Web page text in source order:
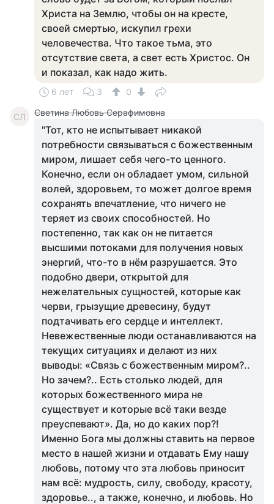
Христа на Землю, чтобы он на кресте,
своей смертью, искупил грехи
человечества. Что такое тьма, это
отсутствие света, а свет есть Христос. Он
и показал, как надо жить.
6 лет 3 0
СЛ Светина Любовь Серафимовна
"Тот, кто не испытывает никакой
потребности связываться с божественным
миром, лишает себя чего-то ценного.
Конечно, если он обладает умом, сильной
волей, здоровьем, то может долгое время
сохранять впечатление, что ничего не
теряет из своих способностей. Но
постепенно, так как он не питается
высшими потоками для получения новых
энергий, что-то в нём разрушается. Это
подобно двери, открытой для
нежелательных сущностей, которые как
черви, грызущие древесину, будут
подтачивать его сердце и интеллект.
Невежественные люди останавливаются на
текущих ситуациях и делают из них
выводы: «Связь с божественным миром?..
Но зачем?.. Есть столько людей, для
которых божественного мира не
существует и которые всё таки везде
преуспевают». Да, но до каких пор?!
Именно Бога мы должны ставить на первое
место в нашей жизни и отдавать Ему нашу
любовь, потому что эта любовь приносит
нам всё: мудрость, силу, свободу, красоту,
здоровье.., а также, конечно, и любовь. Но